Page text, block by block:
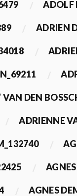
ADOLF
ADRIEN
DEN
ADRIENNE
AGNES